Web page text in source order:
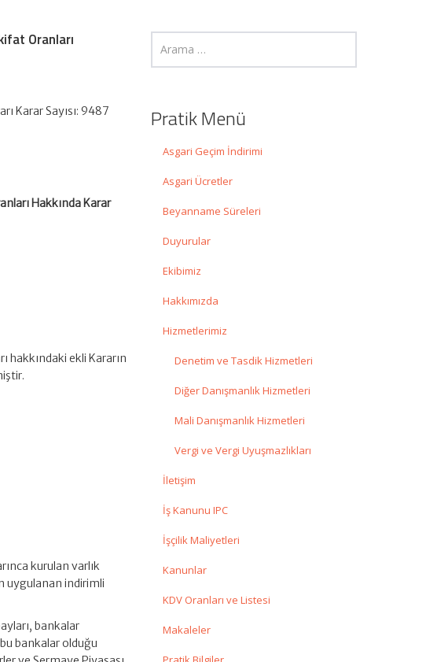
Oranları
Karar Sayısı: 9487
Hakkında Karar
hakkındaki ekli Kararın
kurulan varlık
uygulanan indirimli
bankalar
bankalar olduğu
Pratik Menü
Asgari Geçim İndirimi
Asgari Ücretler
Beyanname Süreleri
Duyurular
Ekibimiz
Hakkımızda
Hizmetlerimiz
Denetim ve Tasdik Hizmetleri
Diğer Danışmanlık Hizmetleri
Mali Danışmanlık Hizmetleri
Vergi ve Vergi Uyuşmazlıkları
İletişim
İş Kanunu IPC
İşçilik Maliyetleri
Kanunlar
KDV Oranları ve Listesi
Makaleler